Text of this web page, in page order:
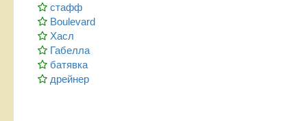
стафф
Boulevard
Хасл
Габелла
батявка
дрейнер